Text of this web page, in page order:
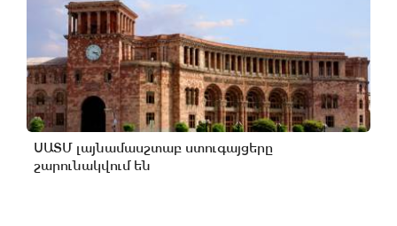
ՍԱՏՄ լայնամասշտաբ ստուգայցերը
շարունակվում են